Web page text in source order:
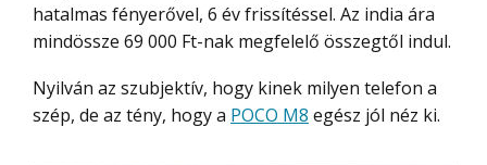
hatalmas fényerővel, 6 év frissítéssel. Az india ára
mindössze 69 000 Ft-nak megfelelő összegtől indul.
Nyilván az szubjektív, hogy kinek milyen telefon a
szép, de az tény, hogy a POCO M8 egész jól néz ki.